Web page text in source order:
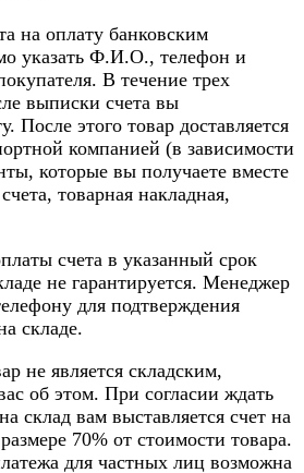
на оплату банковским
указать Ф.И.О., телефон и
В течение трех
выписки счета вы
После этого товар доставляется
компанией (в зависимости
которые вы получаете вместе
товарная накладная,
счета в указанный срок
не гарантируется. Менеджер
для подтверждения
складе.
не является складским,
об этом. При согласии ждать
склад вам выставляется счет на
70% от стоимости товара.
для частных лиц возможна